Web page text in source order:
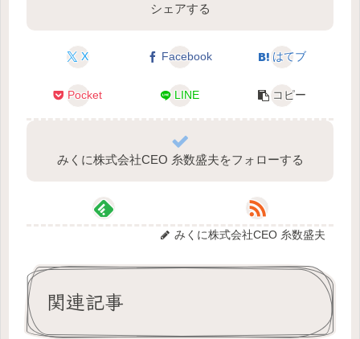
シェアする
X Facebook はてブ
Pocket LINE コピー
みくに株式会社CEO 糸数盛夫をフォローする
みくに株式会社CEO 糸数盛夫
関連記事